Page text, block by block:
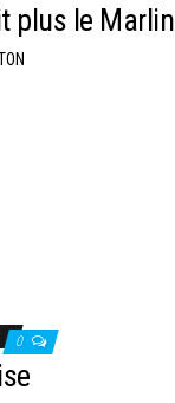
plus le Marlin
0